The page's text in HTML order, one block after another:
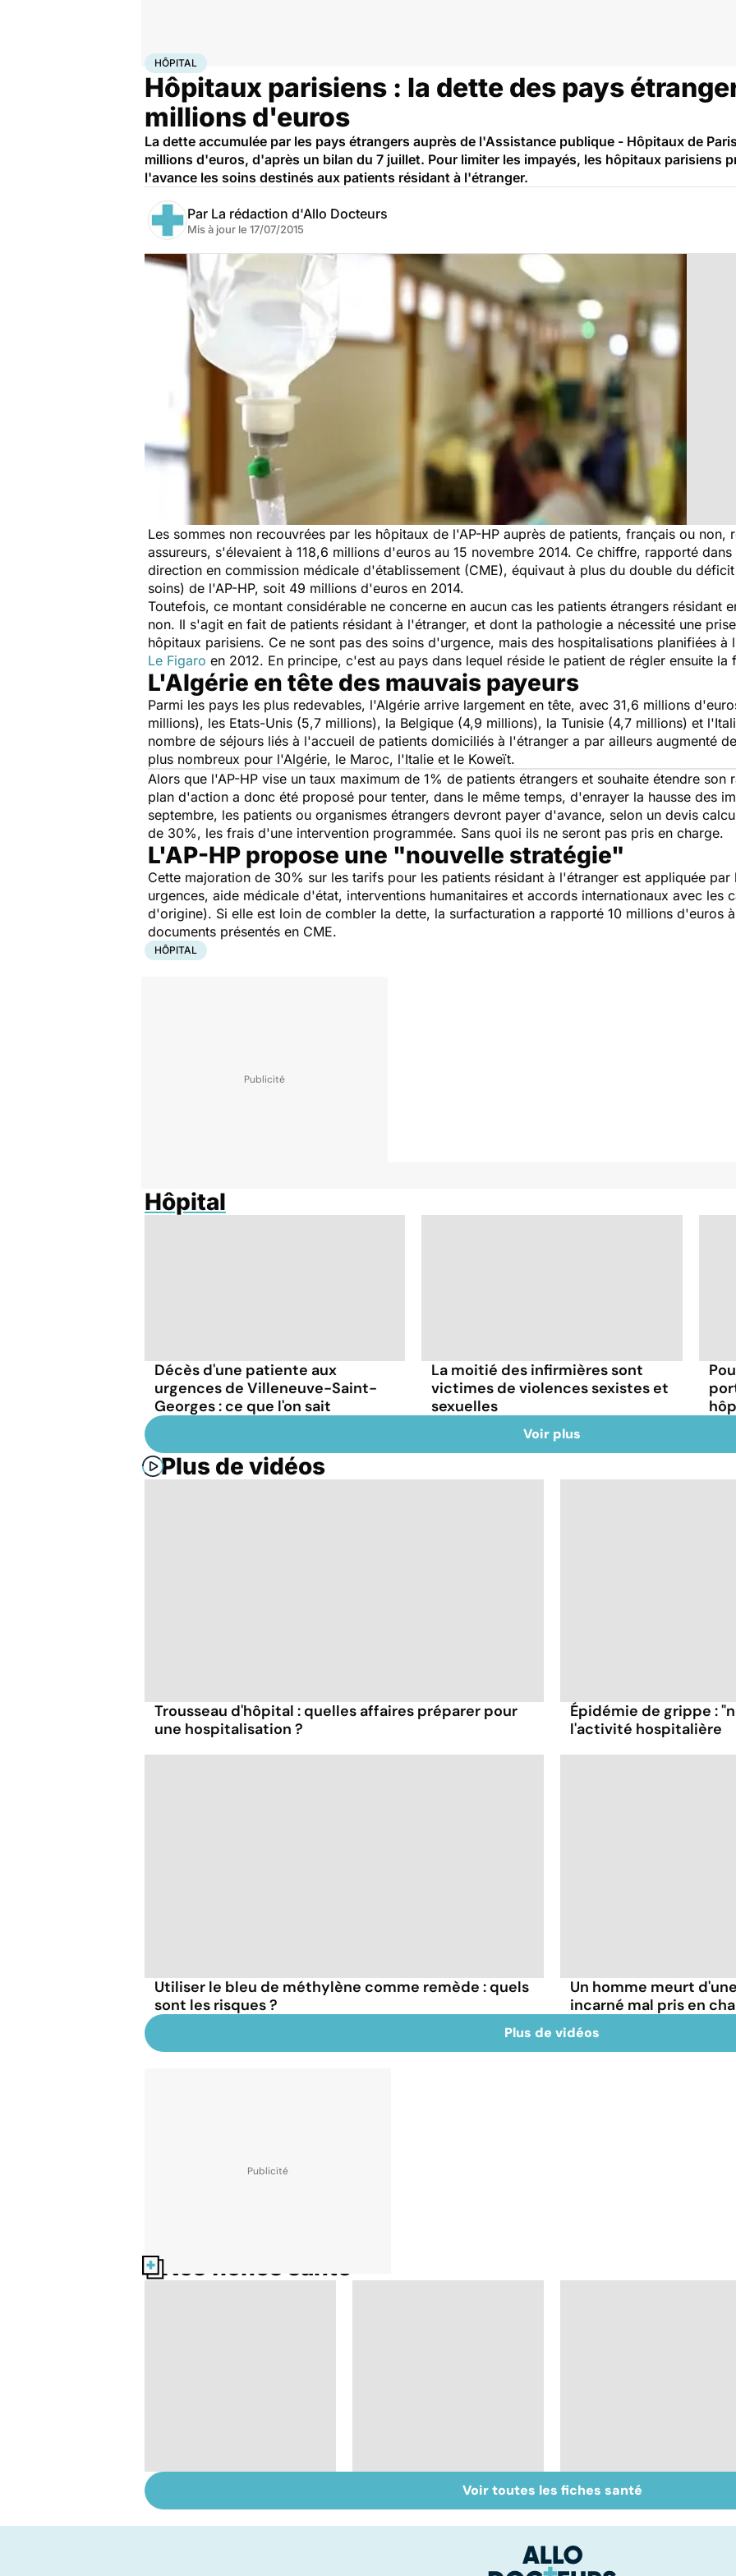
AccueilSantéSociété
HÔPITAL
Hôpitaux parisiens : la dette des pays
millions d'euros
La dette accumulée par les pays étrangers auprès de l'Assistance publique - Hôpitaux de
millions d'euros, d'après un bilan du 7 juillet. Pour limiter les impayés, les hôpitaux parisiens
l'avance les soins destinés aux patients résidant à l'étranger.
Par La rédaction d'Allo Docteurs
Mis à jour le 17/07/2015
Les sommes non recouvrées par les hôpitaux de l'AP-HP auprès de patients, français ou non,
assureurs, s'élevaient à 118,6 millions d'euros au 15 novembre 2014. Ce chiffre, rapporté
direction en commission médicale d'établissement (CME), équivaut à plus du double du
soins) de l'AP-HP, soit 49 millions d'euros en 2014.
Toutefois, ce montant considérable ne concerne en aucun cas les patients étrangers résidant
non. Il s'agit en fait de patients résidant à l'étranger, et dont la pathologie a nécessité une
hôpitaux parisiens. Ce ne sont pas des soins d'urgence, mais des hospitalisations planifiées
Le Figaro en 2012. En principe, c'est au pays dans lequel réside le patient de régler ensuite la
L'Algérie en tête des mauvais payeurs
Parmi les pays les plus redevables, l'Algérie arrive largement en tête, avec 31,6 millions
millions), les Etats-Unis (5,7 millions), la Belgique (4,9 millions), la Tunisie (4,7 millions) et
nombre de séjours liés à l'accueil de patients domiciliés à l'étranger a par ailleurs augmenté
plus nombreux pour l'Algérie, le Maroc, l'Italie et le Koweït.
Alors que l'AP-HP vise un taux maximum de 1% de patients étrangers et souhaite étendre son
plan d'action a donc été proposé pour tenter, dans le même temps, d'enrayer la hausse des
septembre, les patients ou organismes étrangers devront payer d'avance, selon un devis
de 30%, les frais d'une intervention programmée. Sans quoi ils ne seront pas pris en charge.
L'AP-HP propose une "nouvelle stratégie"
Cette majoration de 30% sur les tarifs pour les patients résidant à l'étranger est appliquée par
urgences, aide médicale d'état, interventions humanitaires et accords internationaux avec les
d'origine). Si elle est loin de combler la dette, la surfacturation a rapporté 10 millions d'euros
documents présentés en CME.
HÔPITAL
Hôpital
Décès d'une patiente aux
urgences de Villeneuve-Saint-
Georges : ce que l'on sait
La moitié des infirmières sont
victimes de violences sexistes et
sexuelles
Voir plus
Plus de vidéos
Trousseau d'hôpital : quelles affaires préparer pour
une hospitalisation ?
Épidémie de grippe :
l'activité hospitalière
Utiliser le bleu de méthylène comme remède : quels
sont les risques ?
Un homme meurt
incarné mal pris en
Plus de vidéos
Nos fiches santé
une bactérie sous
Qu'est-ce que le
coma ?
Chirurgie
ambulatoire :
Voir toutes les fiches santé